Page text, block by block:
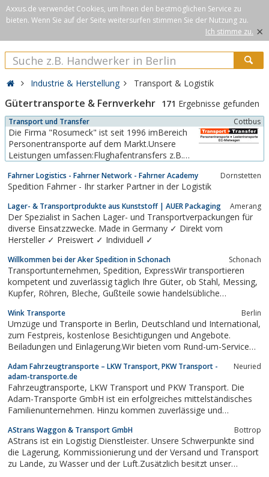
Axxus.de verwendet Cookies, um Ihnen den bestmöglichen Service zu
bieten. Wenn Sie auf der Seite weitersurfen stimmen Sie der Nutzung zu.
Ich stimme zu. ×
Industrie & Herstellung Transport & Logistik
Gütertransporte & Fernverkehr 171 Ergebnisse gefunden
Transport und Transfer Cottbus
Die Firma "Rosumeck" ist seit 1996 imBereich
Personentransporte auf dem Markt.Unsere
Leistungen umfassen:Flughafentransfers z.B.
Kurierfahrtenbundesweit und Transport von
Möbeln undGütern sowie Mietwagenvermittlung
Fahrner Logistics - Fahrner Network - Fahrner Academy Dornstetten
Spedition Fahrner - Ihr starker Partner in der Logistik
Lager- & Transportprodukte aus Kunststoff | AUER Packaging Amerang
Der Spezialist in Sachen Lager- und Transportverpackungen für
diverse Einsatzzwecke. Made in Germany ✓ Direkt vom
Hersteller ✓ Preiswert ✓ Individuell ✓
Willkommen bei der Aker Spedition in Schonach Schonach
Transportunternehmen, Spedition, ExpressWir transportieren
kompetent und zuverlässig täglich Ihre Güter, ob Stahl, Messing,
Kupfer, Röhren, Bleche, Gußteile sowie handelsübliche
zuverlässig ans Ziel.süddeutschen RaumUnser moderner
Fuhrpark besteht...
Wink Transporte Berlin
Umzüge und Transporte in Berlin, Deutschland und International,
zum Festpreis, kostenlose Besichtigungen und Angebote.
Beiladungen und Einlagerung.Wir bieten vom Rund-um-Service
Adam Fahrzeugtransporte – LKW Transport, PKW Transport -
adam-transporte.de
Neuried
Fahrzeugtransporte, LKW Transport und PKW Transport. Die
Adam-Transporte GmbH ist ein erfolgreiches mittelständisches
Familienunternehmen. Hinzu kommen zuverlässige und
Familienbetriebs schätzen und unterstützen. Hohe Qualität,
Landverkehr Deutschland, Dänemark, Norwegen,...
AStrans Waggon & Transport GmbH Bottrop
AStrans ist ein Logistig Dienstleister. Unsere Schwerpunkte sind
die Lagerung, Kommissionierung und der Versand und Transport
zu Lande, zu Wasser und der Luft.Zusätzlich besitzt unser